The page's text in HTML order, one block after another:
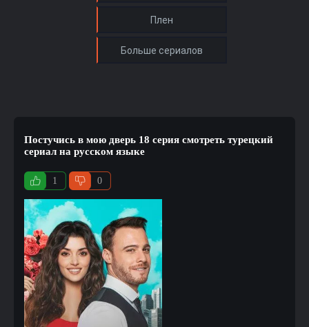
Постучись в мою дверь 18 серия смотреть турецкий
сериал на русском языке
1 0